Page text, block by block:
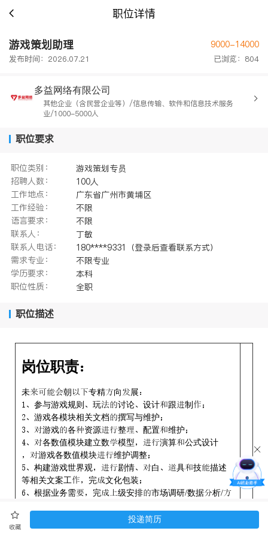
职位详情
游戏策划助理 9000-14000
发布时间：2026.07.21 已浏览：804
多益网络有限公司
其他企业（含民营企业等）/信息传输、软件和信息技术服务
业/1000-5000人
职位要求
职位类别：
游戏策划专员
招聘人数：
100人
工作地点：
广东省广州市黄埔区
工作经验：
不限
语言要求：
不限
联系人：
丁敏
联系人电话：
180****9331（登录后查看联系方式）
需求专业：
不限专业
学历要求：
本科
职位性质：
全职
职位描述
岗位职责
未朝专精向展
参与游戏规则玩讨论设计跟制
游戏各模块相关文档撰写与维护
游戏各资源整配置维护
各数值模块建立数模型演算公式设计
游戏各数值模块维护调整
构建游戏世界观剧情白具技描述
等相关文案工完文化包装
根据业务需完级安排市场调研/数据析/
岗位求
收藏
投递简历